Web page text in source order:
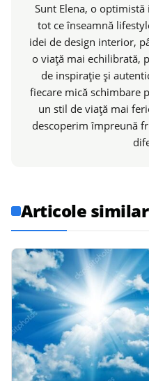
Sunt Elena, o
tot ce înseamnă
idei de design interior,
o viață mai echilibrată,
de inspirație și
fiecare mică schimbare
un stil de viață mai
descoperim împreună
Articole